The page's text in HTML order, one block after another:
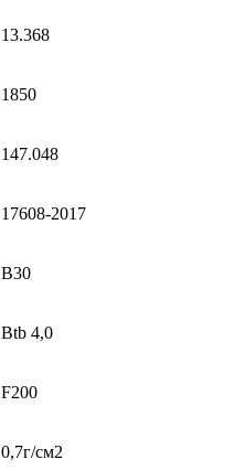
13.368
1850
147.048
17608-2017
B30
Btb 4,0
F200
0,7г/см2